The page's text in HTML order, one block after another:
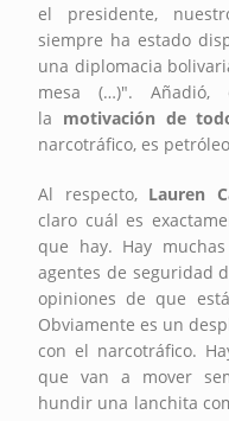
el presidente,
siempre ha estado
una diplomacia
mesa (…)".
la motivación de
narcotráfico, es
Al respecto, Lauren
claro cuál es
que hay. Hay
agentes de seguridad
opiniones de que
Obviamente es un
con el narcotráfico.
que van a mover
hundir una lanchita